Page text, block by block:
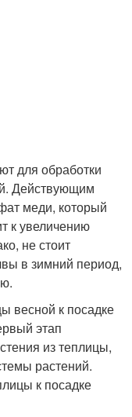
для обработки
Действующим
меди, который
к увеличению
не стоит
в зимний период,
весной к посадке
этап
из теплицы,
растений.
к посадке